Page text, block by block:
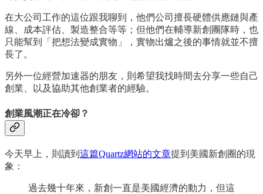
在大公司工作的這位跟我聊到，他們公司擅長硬體供應鏈與產
線、成本評估、製造整合等等；但他們在輔導新創團隊時，也
只能幫到「把想法變成實物」，實物出爐之後的事情就並不擅
長了。
另外一位經營加速器的朋友，則希望我找時間去分享一些自己
創業、以及協助其他創業者的經驗。
創業風潮正在冷卻？
今天早上，則讀到 這篇Quartz網站的文章提到美國新創圈的現
象：
過去幾十年來，新創一直是美國經濟的動力，但這